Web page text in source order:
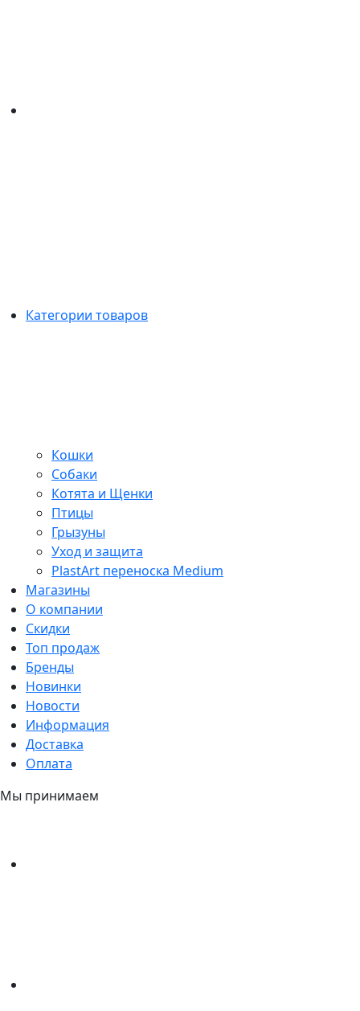
Категории товаров
Кошки
Собаки
Котята и Щенки
Птицы
Грызуны
Уход и защита
PlastArt переноска Medium
Магазины
О компании
Скидки
Топ продаж
Бренды
Новинки
Новости
Информация
Доставка
Оплата
Мы принимаем